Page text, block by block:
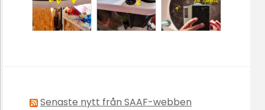
Senaste nytt från SAAF-webben